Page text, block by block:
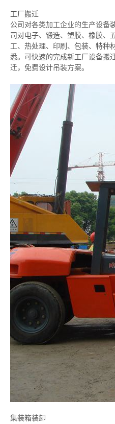
工厂搬迁
公司对各类加工企业的生产设备
司对电子、锻造、塑胶、橡胶、
工、热处理、印刷、包装、特种
悉。可快速的完成新工厂设备搬
迁，免费设计吊装方案。
集装箱装卸